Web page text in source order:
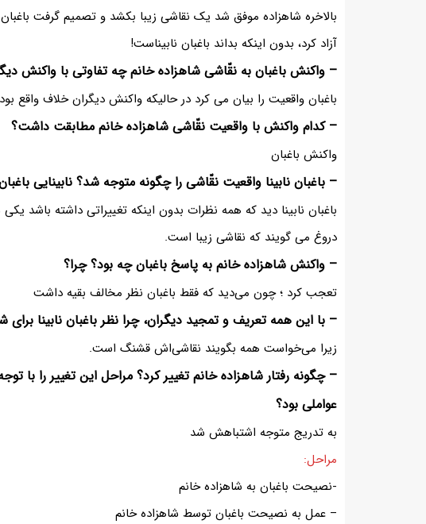
بالاخره شاهزاده موفق شد یک نقاشی زیبا بکشد و تصمیم گرفت باغبان
آزاد کرد، بدون اینکه بداند باغبان نابیناست!
– واکنش باغبان به نقّاشی شاهزاده خانم چه تفاوتی با واکنش
باغبان واقعیت را بیان می کرد در حالیکه واکنش دیگران خلاف واقع
– کدام واکنش با واقعیت نقّاشی شاهزاده خانم مطابقت داشت؟
واکنش باغبان
– باغبان نابینا واقعیت نقّاشی را چگونه متوجه شد؟ نابینایی
باغبان نابینا دید که همه نظرات بدون اینکه تغییراتی داشته باشد
دروغ می گویند که نقاشی زیبا است.
– واکنش شاهزاده خانم به پاسخ باغبان چه بود؟ چرا؟
تعجب کرد ؛ چون می‌دید که فقط باغبان نظر مخالف بقیه داشت
– با این همه تعریف و تمجید دیگران، چرا نظر باغبان نابینا
زیرا می‌خواست همه بگویند نقاشی‌اش قشنگ است.
– چگونه رفتار شاهزاده خانم تغییر کرد؟ مراحل این تغییر را با
عواملی بود؟
به تدریج متوجه اشتباهش شد
مراحل:
-نصیحت باغبان به شاهزاده خانم
– عمل به نصیحت باغبان توسط شاهزاده خانم